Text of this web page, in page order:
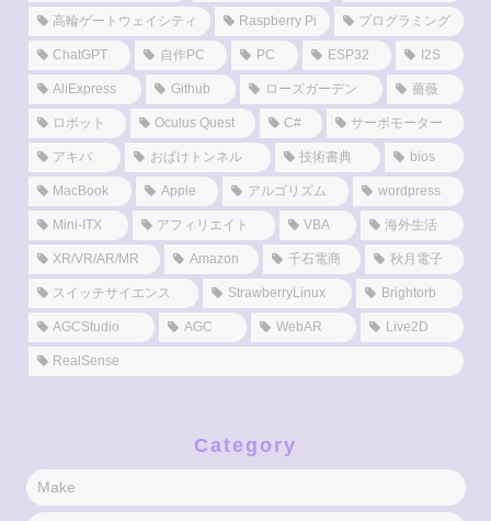
高輪ゲートウェイシティ Raspberry Pi プログラミング
ChatGPT 自作PC PC ESP32 I2S
AliExpress Github ローズガーデン 薔薇
ロボット Oculus Quest C# サーボモーター
アキバ おばけトンネル 技術書典 bios
MacBook Apple アルゴリズム wordpress
Mini-ITX アフィリエイト VBA 海外生活
XR/VR/AR/MR Amazon 千石電商 秋月電子
スイッチサイエンス StrawberryLinux Brightorb
AGCStudio AGC WebAR Live2D
RealSense
Category
Make